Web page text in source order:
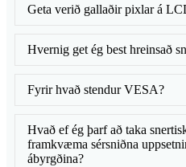
Geta verið gallaðir pixlar á
Hvernig get ég best hreinsað
Fyrir hvað stendur VESA?
Hvað ef ég þarf að taka
framkvæma sérsniðna
ábyrgðina?